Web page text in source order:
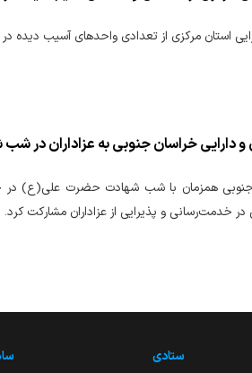
استان مرکزی از تعدادی واحدهای آسیب دیده
دارایی خراسان جنوبی به عزاداران
جنوبی همزمان با شب شهادت حضرت علی(ع) در
خدمت‌رسانی و پذیرایی از عزاداران مشارکت کرد.
ستادی